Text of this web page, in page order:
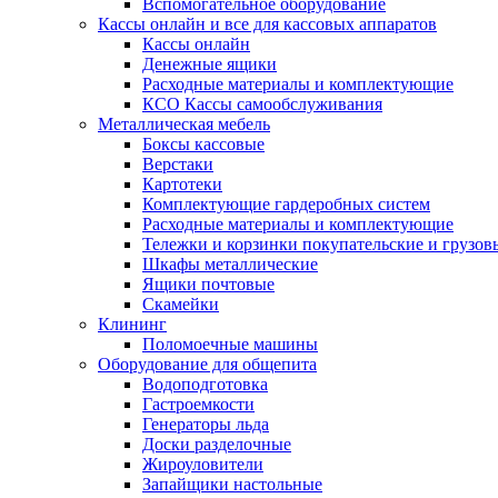
Вспомогательное оборудование
Кассы онлайн и все для кассовых аппаратов
Кассы онлайн
Денежные ящики
Расходные материалы и комплектующие
КСО Кассы самообслуживания
Металлическая мебель
Боксы кассовые
Верстаки
Картотеки
Комплектующие гардеробных систем
Расходные материалы и комплектующие
Тележки и корзинки покупательские и
Шкафы металлические
Ящики почтовые
Скамейки
Клининг
Поломоечные машины
Оборудование для общепита
Водоподготовка
Гастроемкости
Генераторы льда
Доски разделочные
Жироуловители
Запайщики настольные